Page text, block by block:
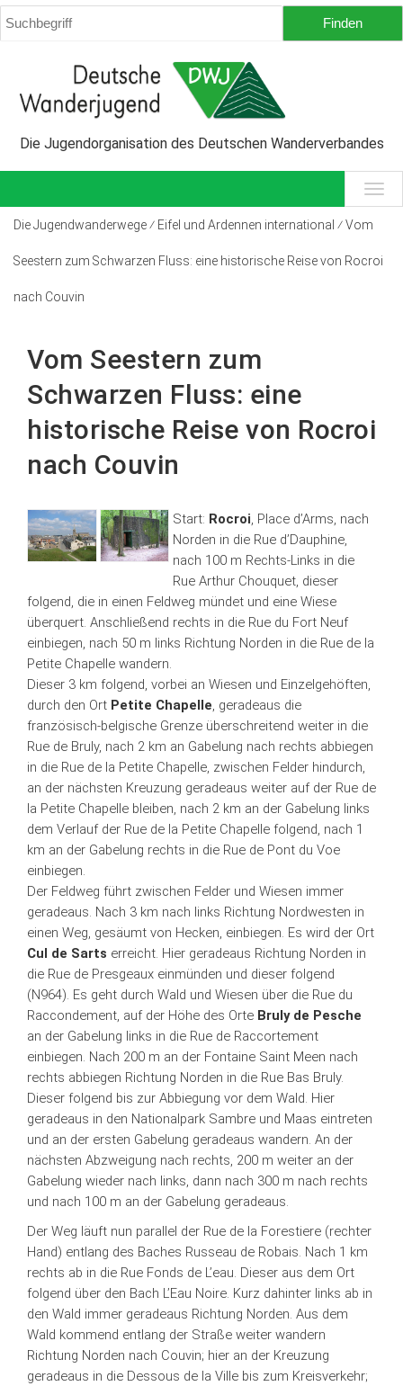
Die Jugendorganisation des Deutschen Wanderverbandes
Die Jugendwanderwege ⁄ Eifel und Ardennen international ⁄ Vom
Seestern zum Schwarzen Fluss: eine historische Reise von Rocroi
nach Couvin
Vom Seestern zum
Schwarzen Fluss: eine
historische Reise von Rocroi
nach Couvin
Start: Rocroi, Place d’Arms, nach
Norden in die Rue d’Dauphine,
nach 100 m Rechts-Links in die
Rue Arthur Chouquet, dieser
folgend, die in einen Feldweg mündet und eine Wiese
überquert. Anschließend rechts in die Rue du Fort Neuf
einbiegen, nach 50 m links Richtung Norden in die Rue de la
Petite Chapelle wandern.
Dieser 3 km folgend, vorbei an Wiesen und Einzelgehöften,
durch den Ort Petite Chapelle, geradeaus die
französisch-belgische Grenze überschreitend weiter in die
Rue de Bruly, nach 2 km an Gabelung nach rechts abbiegen
in die Rue de la Petite Chapelle, zwischen Felder hindurch,
an der nächsten Kreuzung geradeaus weiter auf der Rue de
la Petite Chapelle bleiben, nach 2 km an der Gabelung links
dem Verlauf der Rue de la Petite Chapelle folgend, nach 1
km an der Gabelung rechts in die Rue de Pont du Voe
einbiegen.
Der Feldweg führt zwischen Felder und Wiesen immer
geradeaus. Nach 3 km nach links Richtung Nordwesten in
einen Weg, gesäumt von Hecken, einbiegen. Es wird der Ort
Cul de Sarts erreicht. Hier geradeaus Richtung Norden in
die Rue de Presgeaux einmünden und dieser folgend
(N964). Es geht durch Wald und Wiesen über die Rue du
Raccondement, auf der Höhe des Orte Bruly de Pesche
an der Gabelung links in die Rue de Raccortement
einbiegen. Nach 200 m an der Fontaine Saint Meen nach
rechts abbiegen Richtung Norden in die Rue Bas Bruly.
Dieser folgend bis zur Abbiegung vor dem Wald. Hier
geradeaus in den Nationalpark Sambre und Maas eintreten
und an der ersten Gabelung geradeaus wandern. An der
nächsten Abzweigung nach rechts, 200 m weiter an der
Gabelung wieder nach links, dann nach 300 m nach rechts
und nach 100 m an der Gabelung geradeaus.
Der Weg läuft nun parallel der Rue de la Forestiere (rechter
Hand) entlang des Baches Russeau de Robais. Nach 1 km
rechts ab in die Rue Fonds de L’eau. Dieser aus dem Ort
folgend über den Bach L’Eau Noire. Kurz dahinter links ab in
den Wald immer geradeaus Richtung Norden. Aus dem
Wald kommend entlang der Straße weiter wandern
Richtung Norden nach Couvin; hier an der Kreuzung
geradeaus in die Dessous de la Ville bis zum Kreisverkehr;